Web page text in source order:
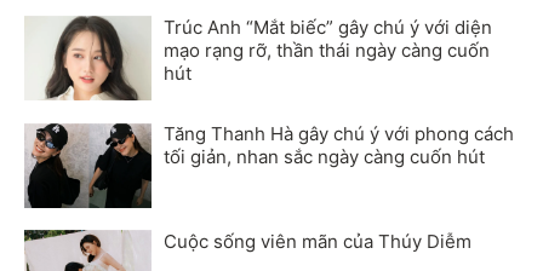
Trúc Anh “Mắt biếc” gây chú ý với diện
mạo rạng rỡ, thần thái ngày càng cuốn
hút
Tăng Thanh Hà gây chú ý với phong cách
tối giản, nhan sắc ngày càng cuốn hút
Cuộc sống viên mãn của Thúy Diễm